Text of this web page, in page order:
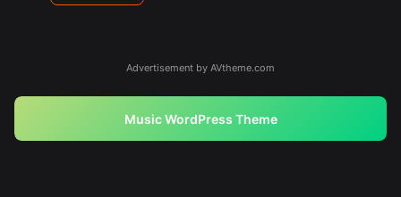
Advertisement by AVtheme.com
Music WordPress Theme